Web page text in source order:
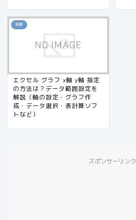
科学
エクセル グラフ x軸 y軸 指定
の方法は？データ範囲設定を
解説（軸の設定・グラフ作
成・データ選択・表計算ソフ
トなど）
スポンサーリンク